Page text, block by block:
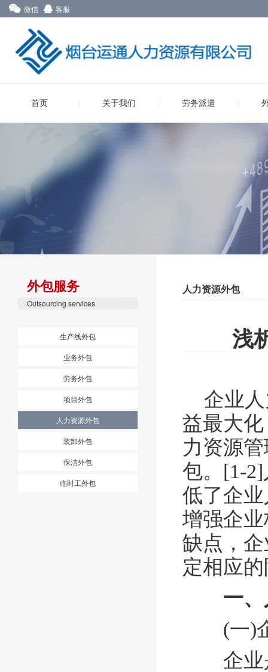
微信 客服
首页 关于我们 劳务派遣
外包服务
Outsourcing services
生产线外包
业务外包
劳务外包
项目外包
人力资源外包
装卸外包
保洁外包
临时工外包
人力资源外包
浅
企业人
益最大
力资源
包。 [1-
低了企
增强企
缺点，
定相应
一、
(一)
企业是